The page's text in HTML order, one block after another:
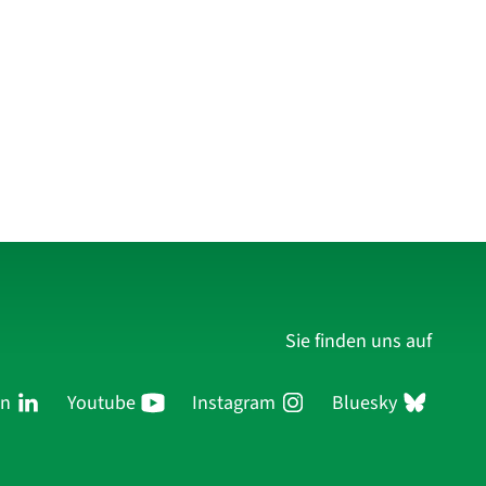
Sie finden uns auf
Youtube Instagram Bluesky